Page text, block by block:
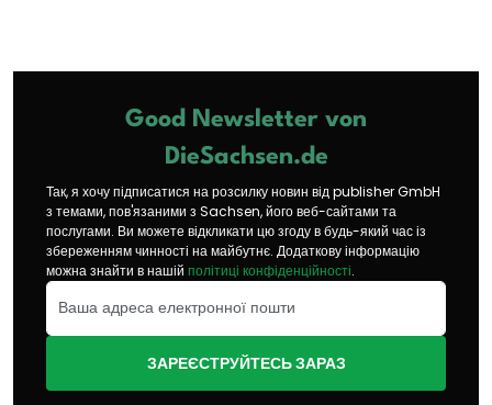
Good Newsletter von
DieSachsen.de
Так, я хочу підписатися на розсилку новин від publisher GmbH
з темами, пов'язаними з Sachsen, його веб-сайтами та
послугами. Ви можете відкликати цю згоду в будь-який час із
збереженням чинності на майбутнє. Додаткову інформацію
можна знайти в нашій політиці конфіденційності.
ЗАРЕЄСТРУЙТЕСЬ ЗАРАЗ